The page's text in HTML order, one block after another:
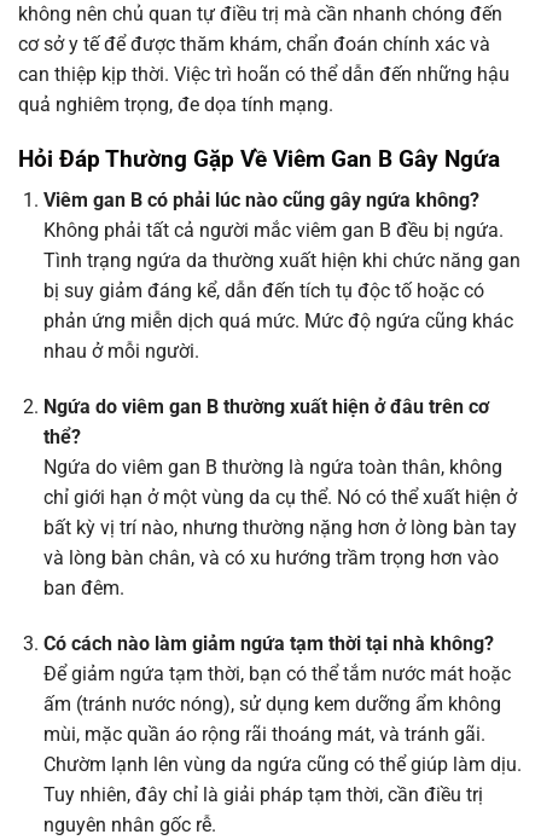
không nên chủ quan tự điều trị mà cần nhanh chóng đến
cơ sở y tế để được thăm khám, chẩn đoán chính xác và
can thiệp kịp thời. Việc trì hoãn có thể dẫn đến những hậu
quả nghiêm trọng, đe dọa tính mạng.
Hỏi Đáp Thường Gặp Về Viêm Gan B Gây Ngứa
Viêm gan B có phải lúc nào cũng gây ngứa không?
Không phải tất cả người mắc viêm gan B đều bị ngứa.
Tình trạng ngứa da thường xuất hiện khi chức năng gan
bị suy giảm đáng kể, dẫn đến tích tụ độc tố hoặc có
phản ứng miễn dịch quá mức. Mức độ ngứa cũng khác
nhau ở mỗi người.
Ngứa do viêm gan B thường xuất hiện ở đâu trên cơ
thể?
Ngứa do viêm gan B thường là ngứa toàn thân, không
chỉ giới hạn ở một vùng da cụ thể. Nó có thể xuất hiện ở
bất kỳ vị trí nào, nhưng thường nặng hơn ở lòng bàn tay
và lòng bàn chân, và có xu hướng trầm trọng hơn vào
ban đêm.
Có cách nào làm giảm ngứa tạm thời tại nhà không?
Để giảm ngứa tạm thời, bạn có thể tắm nước mát hoặc
ấm (tránh nước nóng), sử dụng kem dưỡng ẩm không
mùi, mặc quần áo rộng rãi thoáng mát, và tránh gãi.
Chườm lạnh lên vùng da ngứa cũng có thể giúp làm dịu.
Tuy nhiên, đây chỉ là giải pháp tạm thời, cần điều trị
nguyên nhân gốc rễ.